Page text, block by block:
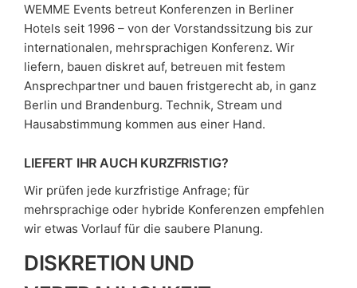
WEMME Events betreut Konferenzen in Berliner
Hotels seit 1996 – von der Vorstandssitzung bis zur
internationalen, mehrsprachigen Konferenz. Wir
liefern, bauen diskret auf, betreuen mit festem
Ansprechpartner und bauen fristgerecht ab, in ganz
Berlin und Brandenburg. Technik, Stream und
Hausabstimmung kommen aus einer Hand.
LIEFERT IHR AUCH KURZFRISTIG?
Wir prüfen jede kurzfristige Anfrage; für
mehrsprachige oder hybride Konferenzen empfehlen
wir etwas Vorlauf für die saubere Planung.
DISKRETION UND